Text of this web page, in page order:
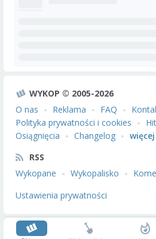
WYKOP © 2005-2026
O nas
Reklama FAQ
Polityka prywatności i cookies
Osiągnięcia
Changelog
więcej
RSS
Wykopane
Wykopalisko
Ustawienia prywatności